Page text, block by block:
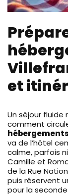
et
Un séjour fluide
comment
va de l’hôtel
calme, parfois
Camille et
de la Rue
puis réservent
pour la